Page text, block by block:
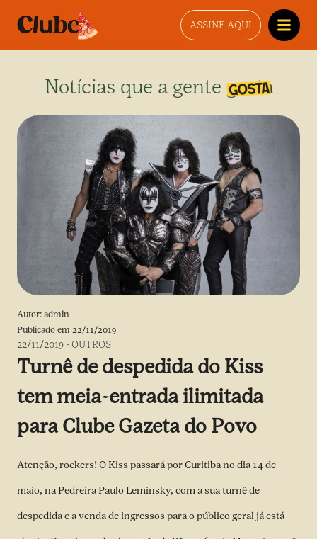
ASSINE AQUI
Notícias que a gente gosta
Autor: admin
Publicado em 22/11/2019
22/11/2019 -OUTROS
Turnê de despedida do Kiss
tem meia-entrada ilimitada
para Clube Gazeta do Povo
Atenção, rockers! O Kiss passará por Curitiba no dia 14 de
maio, na Pedreira Paulo Leminsky, com a sua turnê de
despedida e a venda de ingressos para o público geral já está